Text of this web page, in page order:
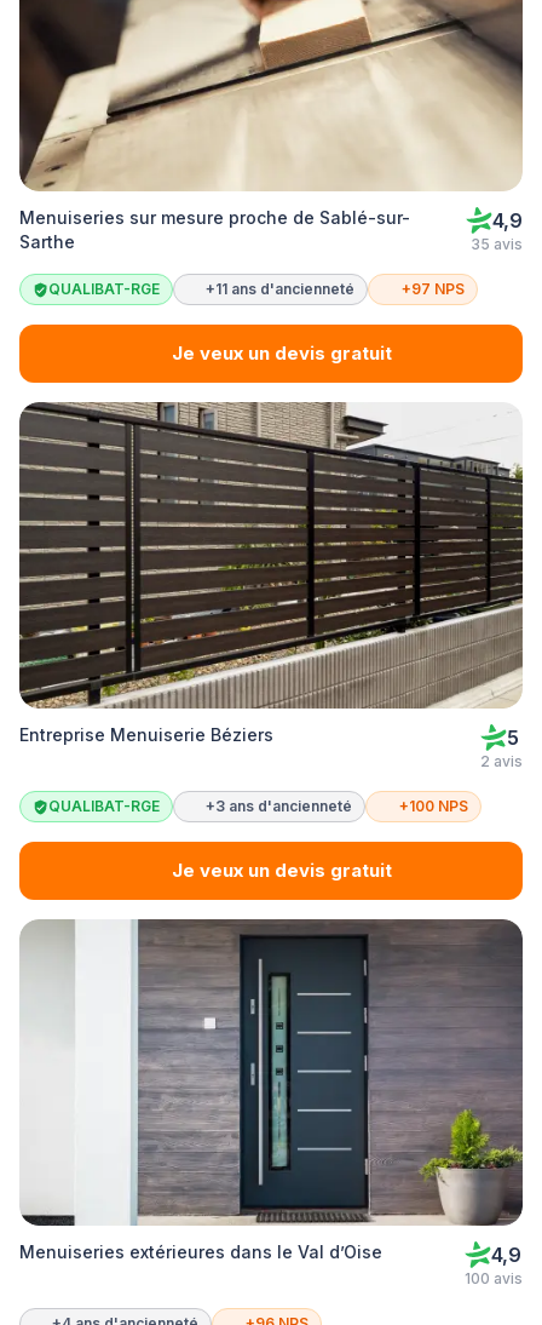
Menuiseries sur mesure proche de Sablé-sur-
Sarthe
4,9
35 avis
QUALIBAT-RGE +11 ans d'ancienneté +97 NPS
Je veux un devis gratuit
Entreprise Menuiserie Béziers 5
2 avis
QUALIBAT-RGE +3 ans d'ancienneté +100 NPS
Je veux un devis gratuit
Menuiseries extérieures dans le Val d’Oise 4,9
100 avis